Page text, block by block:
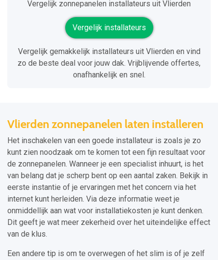
Vergelijk zonnepanelen installateurs uit Vlierden
Vergelijk installateurs
Vergelijk gemakkelijk installateurs uit Vlierden en vind
zo de beste deal voor jouw dak. Vrijblijvende offertes,
onafhankelijk en snel.
Vlierden zonnepanelen laten installeren
Het inschakelen van een goede installateur is zoals je zo
kunt zien noodzaak om te komen tot een fijn resultaat voor
de zonnepanelen. Wanneer je een specialist inhuurt, is het
van belang dat je scherp bent op een aantal zaken. Bekijk in
eerste instantie of je ervaringen met het concern via het
internet kunt herleiden. Via deze informatie weet je
onmiddellijk aan wat voor installatiekosten je kunt denken.
Dit geeft je wat meer zekerheid over het uiteindelijke effect
van de klus.
Een andere tip is om te overwegen of het slim is of je zelf